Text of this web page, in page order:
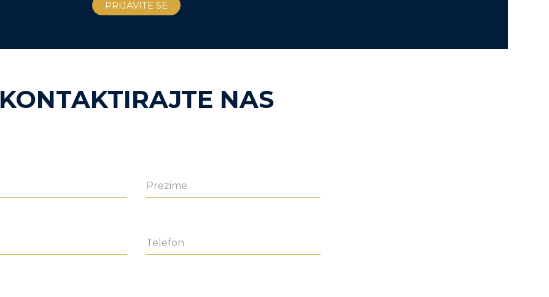
KONTAKTIRAJTE NAS